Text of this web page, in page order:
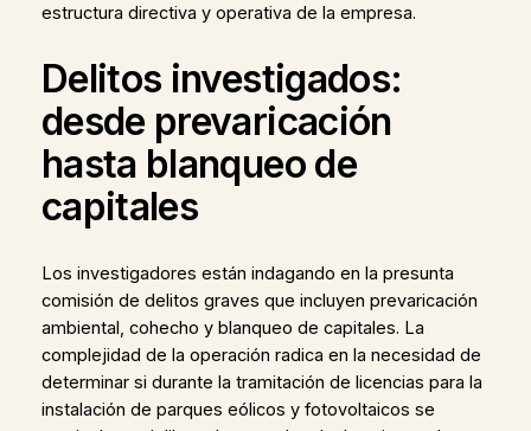
estructura directiva y operativa de la empresa.
Delitos investigados:
desde prevaricación
hasta blanqueo de
capitales
Los investigadores están indagando en la presunta
comisión de delitos graves que incluyen prevaricación
ambiental, cohecho y blanqueo de capitales. La
complejidad de la operación radica en la necesidad de
determinar si durante la tramitación de licencias para la
instalación de parques eólicos y fotovoltaicos se